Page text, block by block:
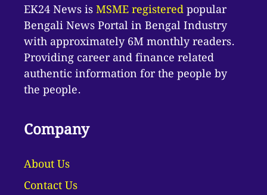
EK24 News isMSME registeredpopular
Bengali News Portal in Bengal Industry
with approximately 6M monthly readers.
Providing career and finance related
authentic information for the people by
the people.
Company
About Us
Contact Us